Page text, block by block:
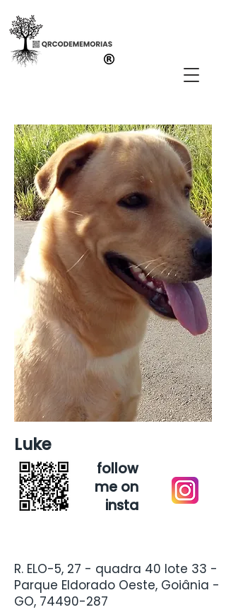
Luke
follow
me on
insta
R. ELO-5, 27 - quadra 40 lote 33 -
Parque Eldorado Oeste, Goiânia -
GO, 74490-287